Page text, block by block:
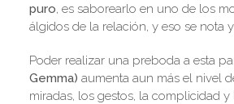
puro, es saborearlo en uno de los
álgidos de la relación, y eso se nota
Poder realizar una preboda a esta
Gemma) aumenta aun más el nivel
miradas, los gestos, la complicidad y